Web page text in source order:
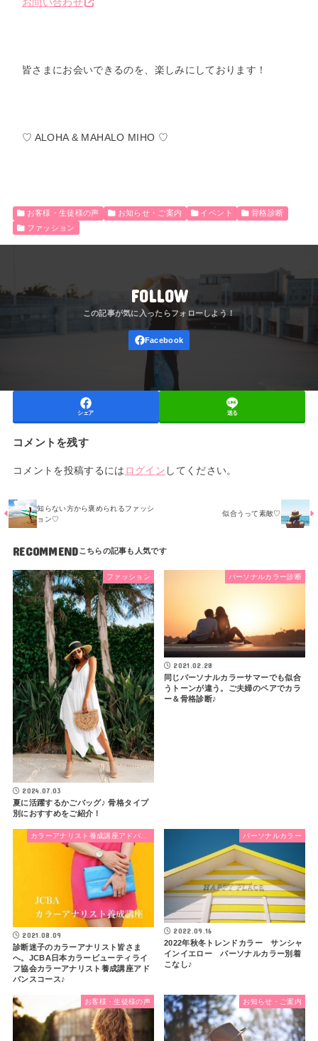
お問い合わせ
皆さまにお会いできるのを、楽しみにしております！
♡ ALOHA & MAHALO MIHO ♡
お客様・生徒様の声 お知らせ・ご案内 イベント
骨格診断
ファッション
FOLLOW
シェア 送る
コメントを残す
コメントを投稿するには ログイン してください。
知らない方から褒められるファッシ
ョン♡
似合うって素敵♡
RECOMMEND
ファッション
2024.07.03
夏に活躍するかごバッグ♪ 骨格タイプ
別におすすめをご紹介！
パーソナルカラー診断
2021.02.28
同じパーソナルカラーサマーでも似合
うトーンが違う。ご夫婦のペアでカラ
ー＆骨格診断♪
2021.08.09
診断迷子のカラーアナリスト皆さま
へ。JCBA日本カラービューティライ
フ協会カラーアナリスト養成講座アド
バンスコース♪
パーソナルカラー
2022.09.16
2022年秋冬トレンドカラー サンシャ
インイエロー パーソナルカラー別着
こなし♪
お客様・生徒様の声 お知らせ・ご案内